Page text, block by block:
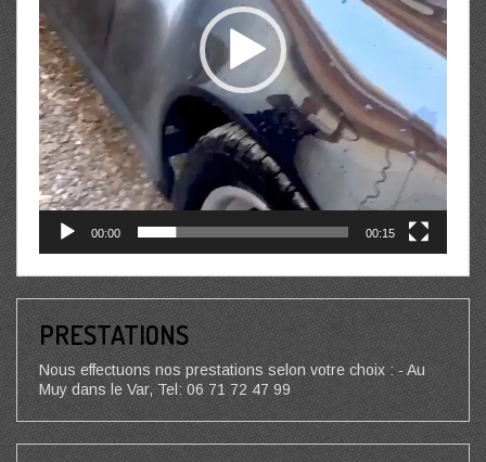
00:00 00:15
PRESTATIONS
Nous effectuons nos prestations selon votre choix : - Au
Muy dans le Var, Tel: 06 71 72 47 99